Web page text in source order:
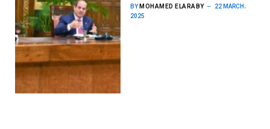
BY MOHAMED ELARABY
22 MARCH،
2025